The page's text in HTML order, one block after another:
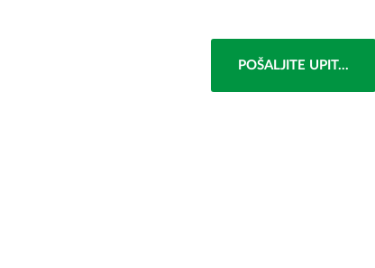
POŠALJITE UPIT...